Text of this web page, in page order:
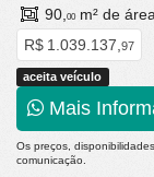
90, 00 m² de
R$ 1.039.137, 97
aceita veículo
Mais
Os preços,
comunicação.